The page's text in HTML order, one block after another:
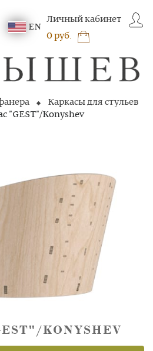
EN
Личный кабинет
0 руб.
Каркасы для стульев
"GEST"/Konyshev
KONYSHEV